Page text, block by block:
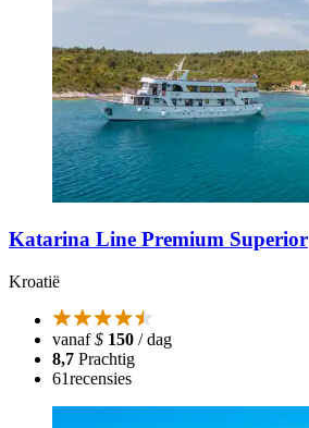
Katarina Line Premium Superior
Kroatië
vanaf$ 150 / dag
8,7 Prachtig
61recensies